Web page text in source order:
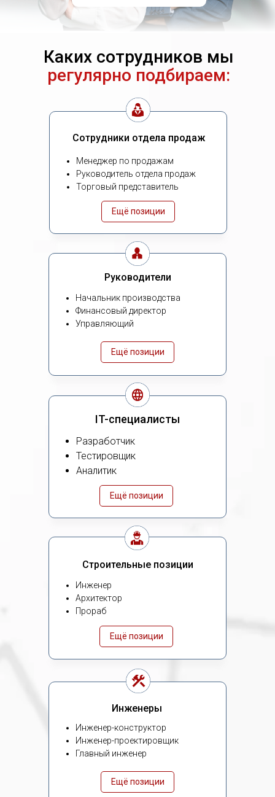
Каких сотрудников мы
регулярно подбираем:
Сотрудники отдела продаж
Менеджер по продажам
Руководитель отдела продаж
Торговый представитель
Ещё позиции
Руководители
Начальник производства
Финансовый директор
Управляющий
Ещё позиции
IT-специалисты
Разработчик
Тестировщик
Аналитик
Ещё позиции
Строительные позиции
Инженер
Архитектор
Прораб
Ещё позиции
Инженеры
Инженер-конструктор
Инженер-проектировщик
Главный инженер
Ещё позиции